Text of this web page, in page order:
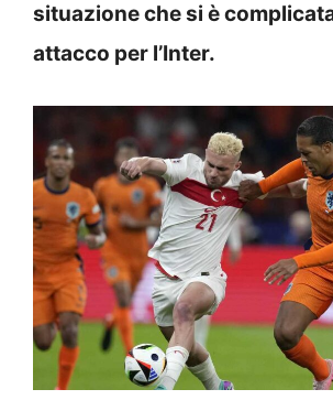
situazione che si è
attacco per l’Inter.